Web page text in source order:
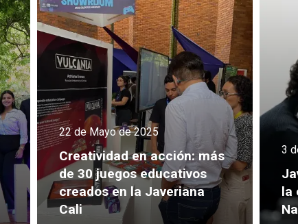
22 de Mayo de 2025
Creatividad en acción: más
de 30 juegos educativos
creados en la Javeriana
Cali
3
la